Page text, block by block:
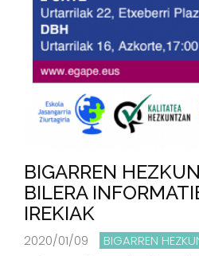
BIGARREN
BILERA
IREKIAK
2020/01/09 BIGARREN